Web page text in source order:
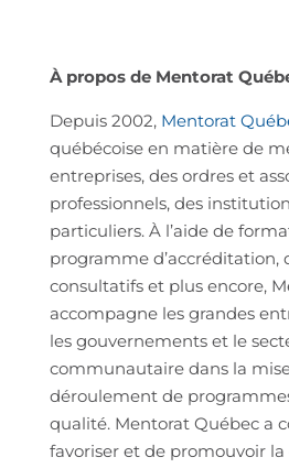
À propos de Mentorat
Depuis 2002, Mentorat
québécoise en matière de
entreprises, des ordres et
professionnels, des
particuliers. À l’aide de
programme d’accréditation,
consultatifs et plus encore,
accompagne les grandes
les gouvernements et le
communautaire dans la
déroulement de
qualité. Mentorat Québec a
favoriser et de promouvoir